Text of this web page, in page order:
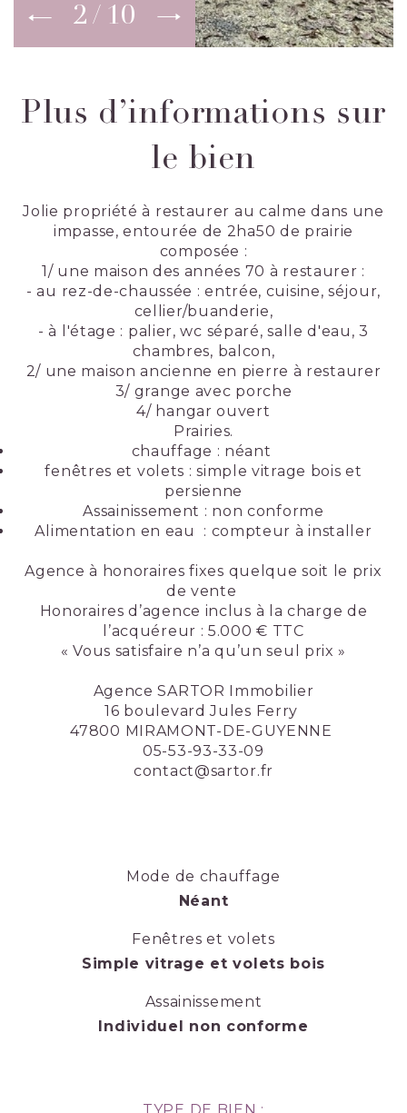
2 10
Plus d’informations sur
le bien
Jolie propriété à restaurer au calme dans une
impasse, entourée de 2ha50 de prairie
composée :
1/ une maison des années 70 à restaurer :
- au rez-de-chaussée : entrée, cuisine, séjour,
cellier/buanderie,
- à l'étage : palier, wc séparé, salle d'eau, 3
chambres, balcon,
2/ une maison ancienne en pierre à restaurer
3/ grange avec porche
4/ hangar ouvert
Prairies.
chauffage : néant
fenêtres et volets : simple vitrage bois et
persienne
Assainissement : non conforme
Alimentation en eau : compteur à installer
Agence à honoraires fixes quelque soit le prix
de vente
Honoraires d’agence inclus à la charge de
l’acquéreur : 5.000 € TTC
« Vous satisfaire n’a qu’un seul prix »
Agence SARTOR Immobilier
16 boulevard Jules Ferry
47800 MIRAMONT-DE-GUYENNE
05-53-93-33-09
contact@sartor.fr
Mode de chauffage
Néant
Fenêtres et volets
Simple vitrage et volets bois
Assainissement
Individuel non conforme